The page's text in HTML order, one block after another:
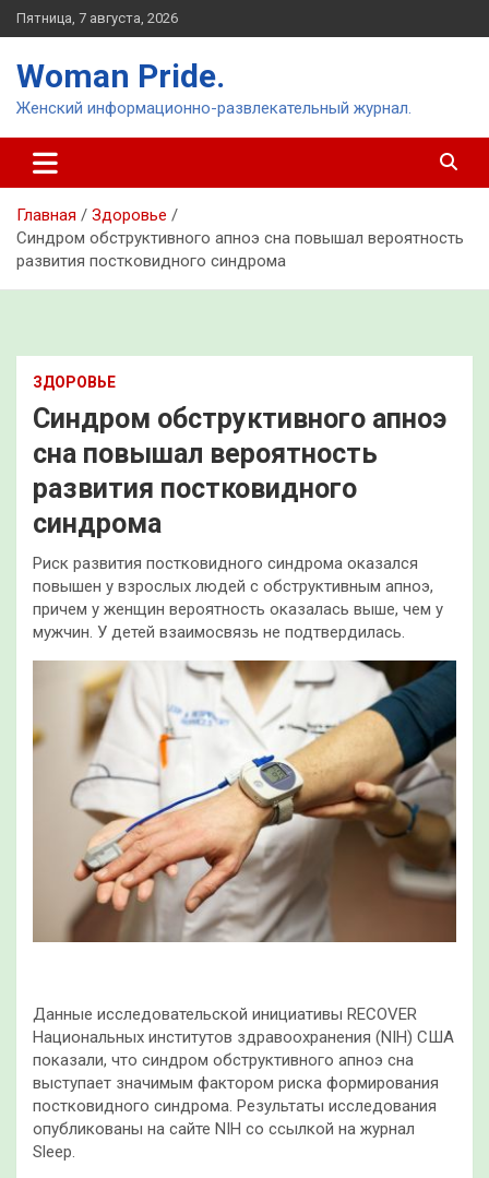
Перейти
к
Пятница, 7 августа, 2026
Woman Pride.
Женский информационно-развлекательный журнал.
Главная
Здоровье
Синдром обструктивного апноэ сна повышал вероятность
развития постковидного синдрома
ЗДОРОВЬЕ
Синдром обструктивного апноэ
сна повышал вероятность
развития постковидного
синдрома
Риск развития постковидного синдрома оказался
повышен у взрослых людей с обструктивным апноэ,
причем у женщин вероятность оказалась выше, чем у
мужчин. У детей взаимосвязь не подтвердилась.
Данные исследовательской инициативы RECOVER
Национальных институтов здравоохранения (NIH) США
показали, что синдром обструктивного апноэ сна
выступает значимым фактором риска формирования
постковидного синдрома. Результаты исследования
опубликованы на сайте NIH со ссылкой на журнал
Sleep.